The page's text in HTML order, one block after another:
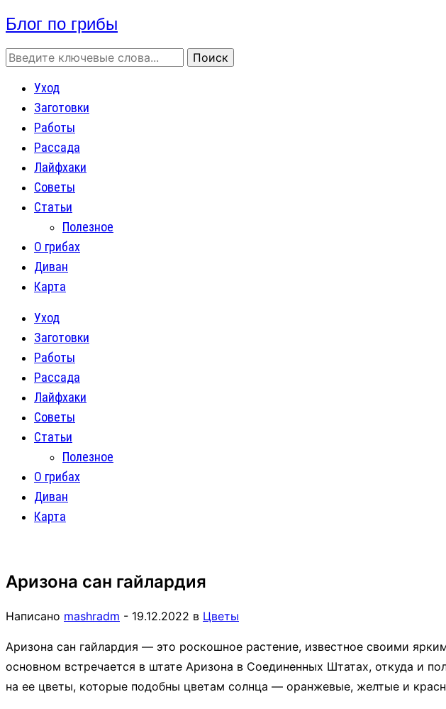
Блог по грибы
Уход
Заготовки
Работы
Рассада
Лайфхаки
Советы
Статьи
Полезное
О грибах
Диван
Карта
Уход
Заготовки
Работы
Рассада
Лайфхаки
Советы
Статьи
Полезное
О грибах
Диван
Карта
Аризона сан гайлардия
Написано mashradm - 19.12.2022 в Цветы
Аризона сан гайлардия — это роскошное растение, известное своими
основном встречается в штате Аризона в Соединенных Штатах, откуда и
на ее цветы, которые подобны цветам солнца — оранжевые, желтые и